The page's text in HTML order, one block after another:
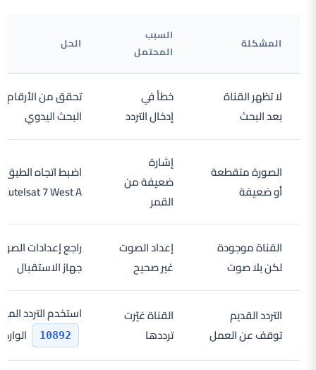
المشكلة
السبب
المحتمل
الحل
لا تظهر القناة
بعد البحث
خطأ في
إدخال التردد
تحقق من الأرقام
البحث اليدوي
الصورة متقطعة
أو ضعيفة
إشارة
ضعيفة من
القمر
اضبط اتجاه الطبق
Eutelsat 7 West A
القناة موجودة
لكن بلا صوت
إعداد الصوت
غير صحيح
راجع إعدادات
جهاز الاستقبال
التردد القديم
توقف عن العمل
القناة غيّرت
ترددها
استخدم التردد
10892